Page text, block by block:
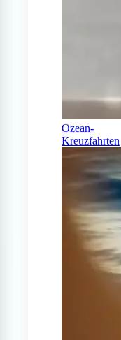
Ozean-
Kreuzfahrten